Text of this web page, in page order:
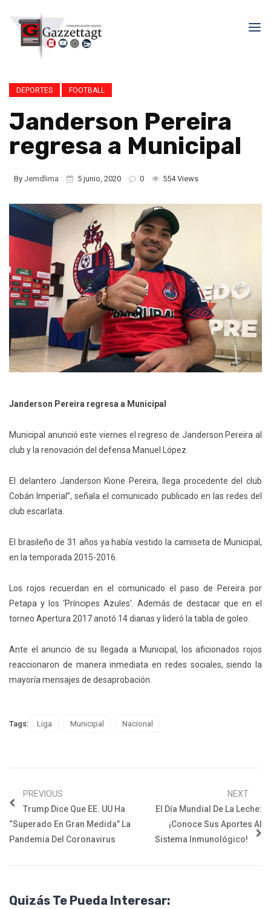
DEPORTES FOOTBALL
Janderson Pereira
regresa a Municipal
By Jemdlima 5 junio, 2020 0 554 Views
Janderson Pereira regresa a Municipal
Municipal anunció este viernes el regreso de Janderson Pereira al
club y la renovación del defensa Manuel López.
El delantero Janderson Kione Pereira, llega procedente del club
Cobán Imperial”, señala el comunicado publicado en las redes del
club escarlata.
El brasileño de 31 años ya había vestido la camiseta de Municipal,
en la temporada 2015-2016.
Los rojos recuerdan en el comunicado el paso de Pereira por
Petapa y los ‘Príncipes Azules’. Además de destacar que en el
torneo Apertura 2017 anotó 14 dianas y lideró la tabla de goleo.
Ante el anuncio de su llegada a Municipal, los aficionados rojos
reaccionaron de manera inmediata en redes sociales, siendo la
mayoría mensajes de desaprobación.
Tags: Liga Municipal Nacional
PREVIOUS
Trump Dice Que EE. UU Ha
“superado En Gran Medida” La
Pandemia Del Coronavirus
NEXT
El Día Mundial De La Leche:
¡Conoce Sus Aportes Al
Sistema Inmunológico!
Quizás Te Pueda Interesar: